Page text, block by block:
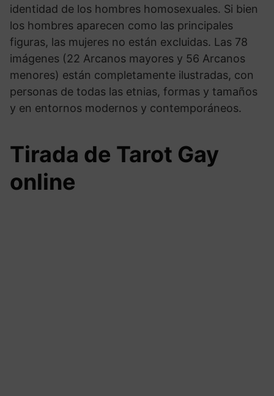
identidad de los hombres homosexuales. Si bien
los hombres aparecen como las principales
figuras, las mujeres no están excluidas. Las 78
imágenes (22 Arcanos mayores y 56 Arcanos
menores) están completamente ilustradas, con
personas de todas las etnias, formas y tamaños
y en entornos modernos y contemporáneos.
Tirada de Tarot Gay
online